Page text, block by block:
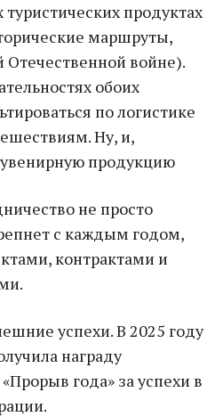
продуктах
маршруты,
войне).
обоих
по логистике
Ну, и,
продукцию
не просто
с каждым годом,
контрактами и
успехи. В 2025 году
награду
года» за успехи в